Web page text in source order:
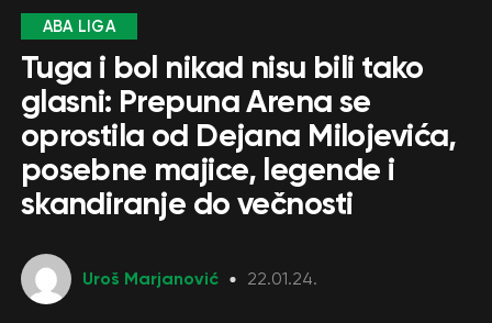
ABA LIGA
Tuga i bol nikad nisu bili tako
glasni: Prepuna Arena se
oprostila od Dejana Milojevića,
posebne majice, legende i
skandiranje do večnosti
Uroš Marjanović 22.01.24.